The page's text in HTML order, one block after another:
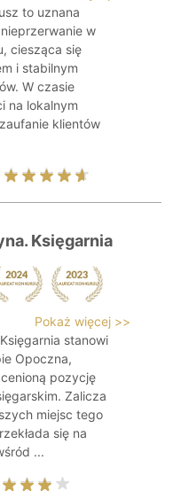
to uznana
w
ciesząca się
i stabilnym
W czasie
na lokalnym
klientów
Księgarnia
Pokaż więcej >>
stanowi
Opoczna,
pozycję
Zalicza
miejsc tego
się na
...